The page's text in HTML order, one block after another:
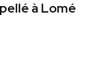
à Lomé